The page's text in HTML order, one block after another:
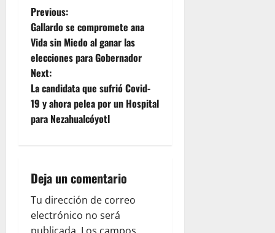
P
o
s
t
n
v
i
g
Previous:
Gallardo se compromete ana
Vida sin Miedo al ganar las
elecciones para Gobernador
Next:
La candidata que sufrió Covid-
19 y ahora pelea por un Hospital
para Nezahualcóyotl
Deja un comentario
Tu dirección de correo
electrónico no será